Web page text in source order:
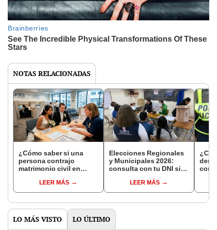
NOTAS RELACIONADAS
¿Cómo saber si una
persona contrajo
matrimonio civil en
LEER MÁS
Elecciones Regionales
y Municipales 2026:
consulta con tu DNI si
de mesa para este 4 de
octubre en el link oficial
LEER MÁS
con
LO MÁS VISTO LO ÚLTIMO